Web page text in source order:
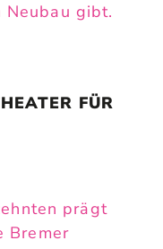
Neubau gibt.
FÜR
prägt
Bremer